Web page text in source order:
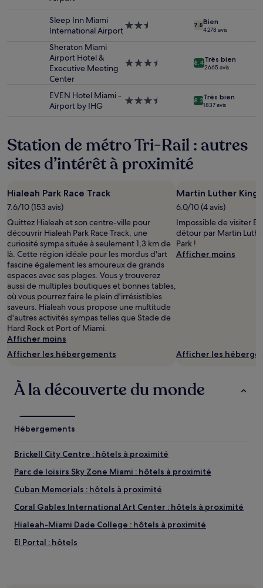
disponibilité
susceptibles
supplémentaires
Sleep Inn Miami
International AirportHébergement
7.8Bien
4 278 avis
Sheraton Miami
Airport Hotel &
Executive Meeting
Center
Hébergement
8.4Très bien
2 665 avis
EVEN Hotel Miami -
Airport by IHG
Hébergement
8.2Très bien
1 837 avis
Station de métro Tri-Rail : autres
sites d’intérêt à proximité
Hialeah Park Race Track
7.6/10 (153 avis)
Quittez Hialeah et son centre-ville pour
découvrir Hialeah Park Race Track, une
curiosité sympa située à seulement 1,3 km de
là. Cette région idéale pour les mordus d'art
fascine également les amoureux de grands
espaces avec ses plages. Vous y trouverez
aussi de multiples boutiques et bonnes tables,
où vous pourrez faire le plein d'irrésistibles
saveurs. Hialeah vous propose une multitude
d'autres activités sympas telles que Stade de
Hard Rock et Port of Miami.
Afficher moins
Afficher les hébergements
Martin Luther King,
6.0/10 (4 avis)
Impossible de visiter
détour par Martin
Park !
Afficher moins
Afficher les
À la découverte du monde
Hébergements
Brickell City Centre : hôtels à proximité
Parc de loisirs Sky Zone Miami : hôtels à proximité
Cuban Memorials : hôtels à proximité
Coral Gables International Art Center : hôtels à proximité
Hialeah-Miami Dade College : hôtels à proximité
El Portal : hôtels